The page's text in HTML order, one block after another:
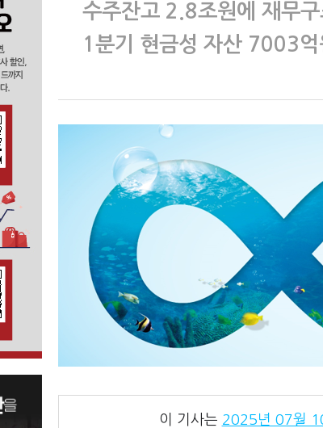
수주잔고 2.8조원에 재무
1분기 현금성 자산 7003
이 기사는 2025년 07월